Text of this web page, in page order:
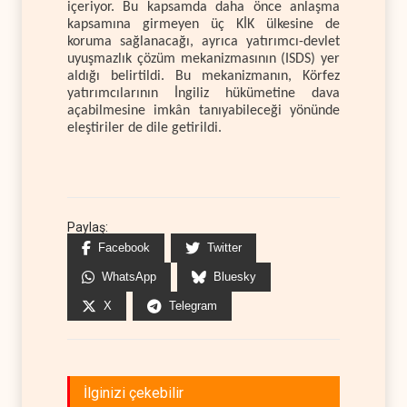
içeriyor. Bu kapsamda daha önce anlaşma
kapsamına girmeyen üç KİK ülkesine de
koruma sağlanacağı, ayrıca yatırımcı-devlet
uyuşmazlık çözüm mekanizmasının (ISDS) yer
aldığı belirtildi. Bu mekanizmanın, Körfez
yatırımcılarının İngiliz hükümetine dava
açabilmesine imkân tanıyabileceği yönünde
eleştiriler de dile getirildi.
Paylaş:
Facebook Twitter
WhatsApp Bluesky
X Telegram
İlginizi çekebilir